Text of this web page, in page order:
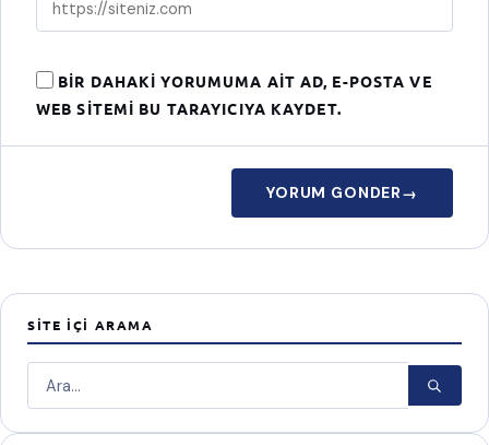
BIR DAHAKI YORUMUMA AIT AD, E-POSTA VE
WEB SITEMI BU TARAYICIYA KAYDET.
YORUM GONDER→
SITE İÇI ARAMA